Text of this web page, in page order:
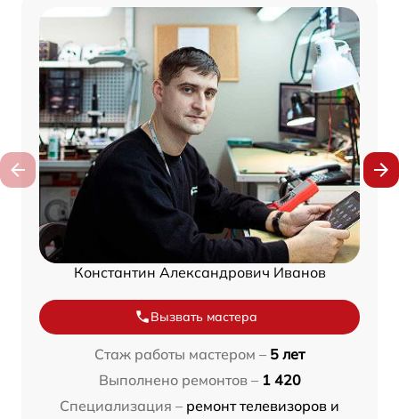
Константин Александрович Иванов
Вызвать мастера
Стаж работы мастером – 5 лет
Выполнено ремонтов – 1 420
Специализация – ремонт телевизоров и